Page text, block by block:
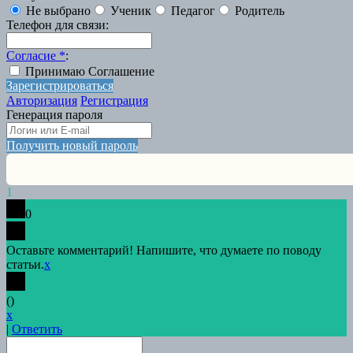
Не выбрано
Ученик Педагог
Родитель
Телефон для связи:
Согласие *:
Принимаю Соглашение
Зарегистрироваться
Авторизация Регистрация
Генерация пароля
Получить новый пароль
1
0
Оставьте комментарий! Напишите, что думаете по поводу
статьи.x
()
x
| Ответить